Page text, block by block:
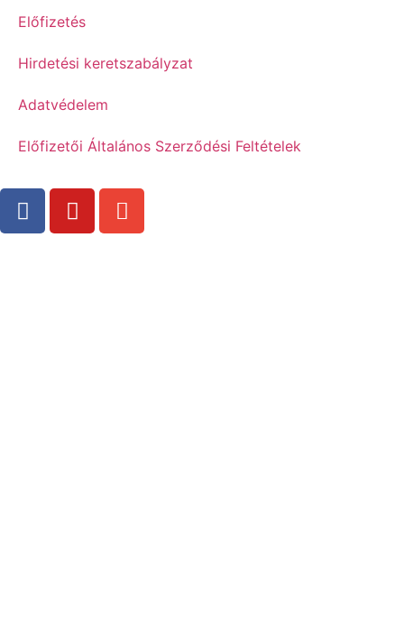
Előfizetés
Hirdetési keretszabályzat
Adatvédelem
Előfizetői Általános Szerződési Feltételek